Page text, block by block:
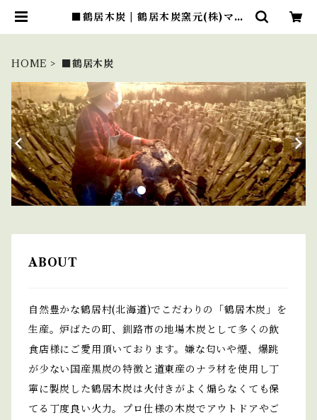
■鶴居木炭 | 鶴居木炭窯元(株)マル
HOME ■鶴居木炭
ABOUT
自然豊かな鶴居村(北海道)でこだわりの「鶴居木炭」を
生産。炉ばたの町、釧路市の地場木炭として多くの飲
食店様にご愛用頂いております。嫌な匂いや煙、爆跳
が少ない国産黒炭の特徴と道東産のナラ材を使用し丁
寧に製炭した鶴居木炭は火付きがよく煽らなくても保
てる丁度良い火力。プロ仕様の木炭でアウトドアやご